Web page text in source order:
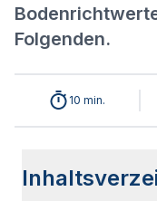
Folgenden.
10 min.